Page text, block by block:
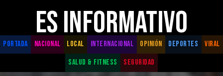
ES INFORMATIVO
PORTADA NACIONAL LOCAL INTERNACIONAL OPINIÓN DEPORTES
VIRAL
SALUD & FITNESS
SEGURIDAD